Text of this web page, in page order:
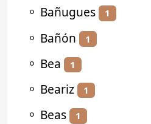
⚬ Bañugues 1
⚬ Bañón 1
⚬ Bea 1
⚬ Beariz 1
⚬ Beas 1